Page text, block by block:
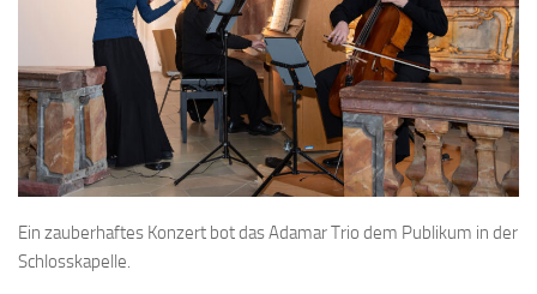
Ein zauberhaftes Konzert bot das Adamar Trio dem Publikum in der
Schlosskapelle.